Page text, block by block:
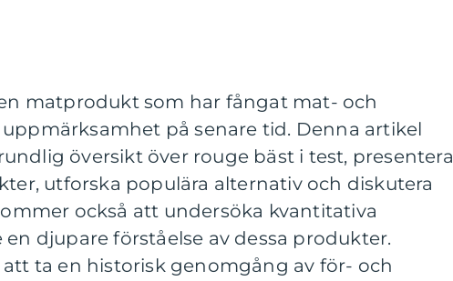
matprodukt som har fångat mat- och
på senare tid. Denna artikel
översikt över rouge bäst i test, presentera
utforska populära alternativ och diskutera
också att undersöka kvantitativa
djupare förståelse av dessa produkter.
ta en historisk genomgång av för- och